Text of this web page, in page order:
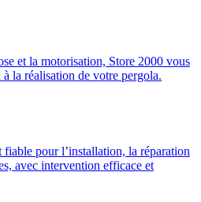
et la motorisation, Store 2000 vous
la réalisation de votre pergola.
fiable pour l’installation, la réparation
avec intervention efficace et